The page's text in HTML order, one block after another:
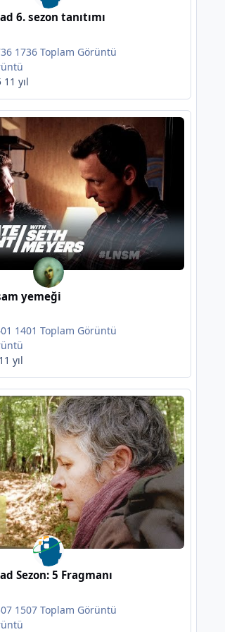
6. sezon tanıtımı
1736 Toplam Görüntü
11 yıl
yemeği
1401 Toplam Görüntü
11 yıl
Sezon: 5 Fragmanı
1507 Toplam Görüntü